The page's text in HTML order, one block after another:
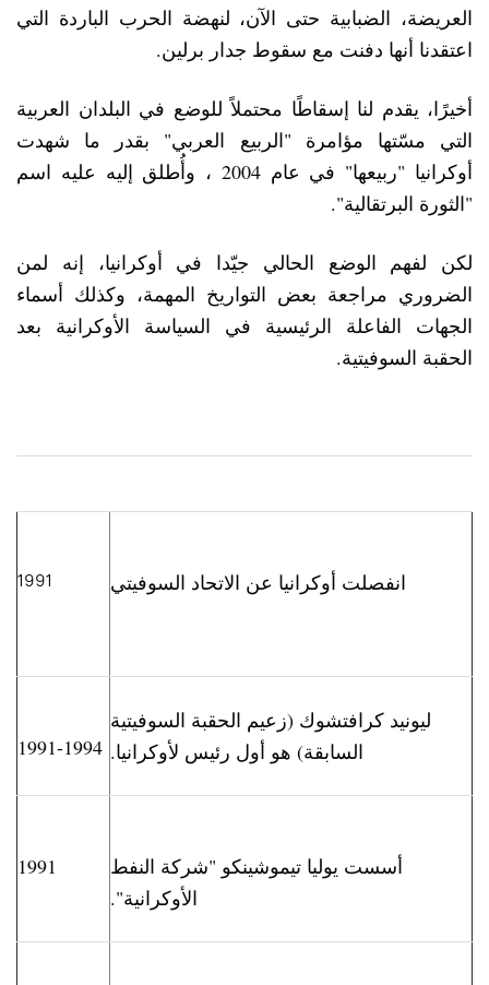
العريضة، الضبابية حتى الآن، لنهضة الحرب الباردة التي
اعتقدنا أنها دفنت مع سقوط جدار برلين.
أخيرًا، يقدم لنا إسقاطًا محتملاً للوضع في البلدان العربية
التي مسّتها مؤامرة "الربيع العربي" بقدر ما شهدت
أوكرانيا "ربيعها" في عام 2004 ، وأُطلق إليه عليه اسم
"الثورة البرتقالية".
لكن لفهم الوضع الحالي جيّدا في أوكرانيا، إنه لمن
الضروري مراجعة بعض التواريخ المهمة، وكذلك أسماء
الجهات الفاعلة الرئيسية في السياسة الأوكرانية بعد
الحقبة السوفيتية.
1991 انفصلت أوكرانيا عن الاتحاد السوفيتي
1991-1994
ليونيد كرافتشوك (زعيم الحقبة السوفيتية
السابقة) هو أول رئيس لأوكرانيا.
1991
أسست يوليا تيموشينكو "شركة النفط
الأوكرانية".